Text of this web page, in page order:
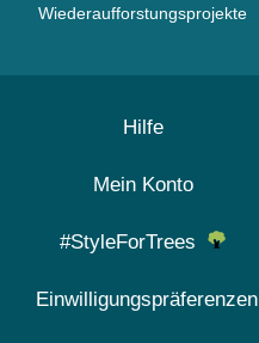
Wiederaufforstungsprojekte
Hilfe
Mein Konto
#StyleForTrees
Einwilligungspräferenzen